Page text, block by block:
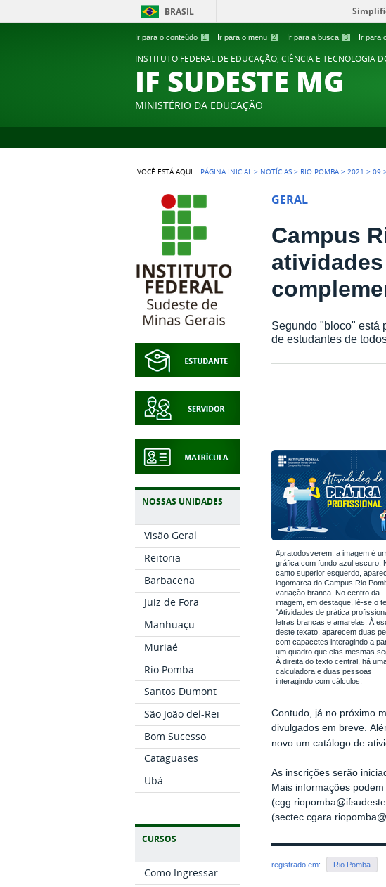
Ir para o conteúdo 1 Ir para o menu 2 Ir para a busca 3 Ir para
BRASIL
INSTITUTO FEDERAL DE EDUCAÇÃO, CIÊNCIA E TECNOLOGIA
IF SUDESTE MG
MINISTÉRIO DA EDUCAÇÃO
VOCÊ ESTÁ AQUI: PÁGINA INICIAL > NOTÍCIAS > RIO POMBA >2021 >09
NOSSAS UNIDADES
Visão Geral
Reitoria
Barbacena
Juiz de Fora
Manhuaçu
Muriaé
Rio Pomba
Santos Dumont
São João del-Rei
Bom Sucesso
Cataguases
Ubá
CURSOS
Como Ingressar
GERAL
Campus
Segundo "bloco" está
de estudantes de
#pratodosverem: a imagem é
gráfica com fundo azul escuro.
canto superior esquerdo,
logomarca do Campus Rio
variação branca. No centro da
imagem, em destaque, lê-se o
"Atividades de prática
letras brancas e amarelas. À
deste texato, aparecem duas
com capacetes interagindo a
um quadro que elas mesmas
À direita do texto central, há
calculadora e duas pessoas
interagindo com cálculos.
Contudo, já no próximo
divulgados em breve.
novo um catálogo de
As inscrições serão
Mais informações
registrado em: Rio Pomba